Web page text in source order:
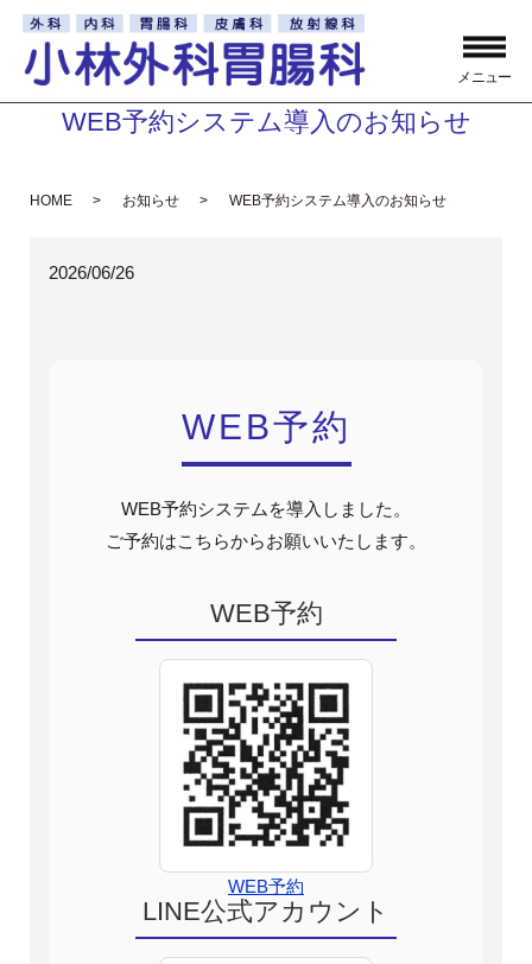
メニュー
WEB予約システム導入のお知らせ
HOME お知らせ WEB予約システム導入のお知らせ
2026/06/26
WEB予約
WEB予約システムを導入しました。
ご予約はこちらからお願いいたします。
WEB予約
WEB予約
LINE公式アカウント